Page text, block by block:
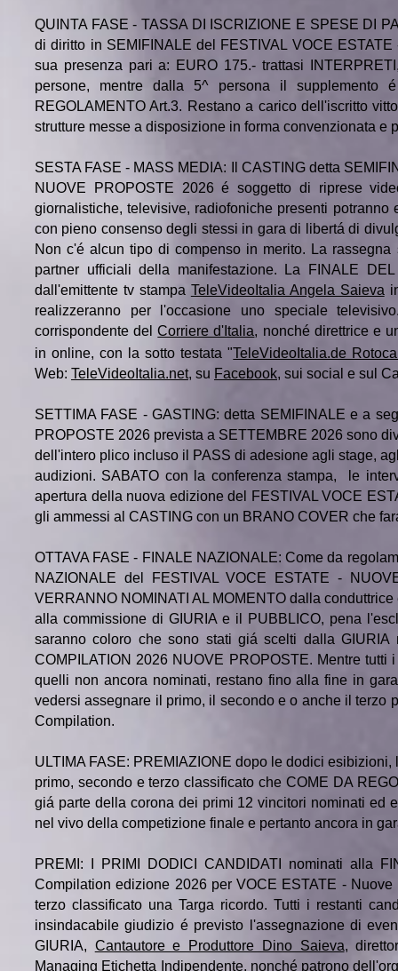
QUINTA FASE - TASSA DI ISCRIZIONE E SPESE DI
di diritto in SEMIFINALE del FESTIVAL VOCE
sua presenza pari a: EURO 175.- trattasi
persone, mentre dalla 5^ persona il supplemento
REGOLAMENTO Art.3. Restano a carico dell'iscritto
strutture messe a disposizione in forma convenzionata e
SESTA FASE - MASS MEDIA: Il CASTING detta
NUOVE PROPOSTE 2026 é soggetto di riprese
giornalistiche, televisive, radiofoniche presenti
con pieno consenso degli stessi in gara di libertá di
Non c'é alcun tipo di compenso in merito. La
partner ufficiali della manifestazione. La FINALE
dall'emittente tv stampa TeleVideoItalia Angela Saieva
realizzeranno per l'occasione uno speciale
corrispondente delCorriere d'Italia, nonché direttrice e
in online, con la sotto testata "TeleVideoItalia.de
Web: TeleVideoItalia.net, su Facebook, sui social e sul
SETTIMA FASE - GASTING: detta SEMIFINALE e a
PROPOSTE 2026 prevista a SETTEMBRE 2026 sono
dell'intero plico incluso il PASS di adesione agli stage,
audizioni. SABATO con la conferenza stampa, le
apertura della nuova edizione del FESTIVAL VOCE
gli ammessi al CASTING con un BRANO COVER che
OTTAVA FASE - FINALE NAZIONALE: Come da
NAZIONALE del FESTIVAL VOCE ESTATE -
VERRANNO NOMINATI AL MOMENTO dalla
alla commissione di GIURIA e il PUBBLICO, pena
saranno coloro che sono stati giá scelti dalla
COMPILATION 2026 NUOVE PROPOSTE. Mentre
quelli non ancora nominati, restano fino alla fine in
vedersi assegnare il primo, il secondo e o anche il terzo
Compilation.
ULTIMA FASE: PREMIAZIONE dopo le dodici
primo, secondo e terzo classificato che COME DA
giá parte della corona dei primi 12 vincitori nominati ed
nel vivo della competizione finale e pertanto ancora in
PREMI: I PRIMI DODICI CANDIDATI nominati alla
Compilation edizione 2026 per VOCE ESTATE -
terzo classificato una Targa ricordo. Tutti i restanti
insindacabile giudizio é previsto l'assegnazione di
GIURIA, Cantautore e Produttore Dino Saieva,
Managing Etichetta Indipendente, nonché patrono